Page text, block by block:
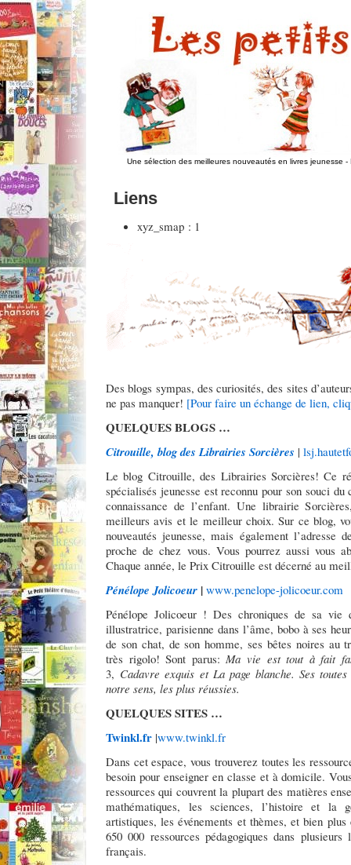
Une sélection des meilleures nouveautés en livres jeunesse -
Liens
xyz_smap : 1
Des blogs sympas, des curiosités, des sites
ne pas manquer! [Pour faire un échange de lien,
QUELQUES BLOGS …
Citrouille, blog des Librairies Sorcières |
Le blog Citrouille, des Librairies Sorcières! Ce
spécialisés jeunesse est reconnu pour son souci
connaissance de l’enfant. Une librairie
meilleurs avis et le meilleur choix. Sur ce blog,
nouveautés jeunesse, mais également
proche de chez vous. Vous pourrez aussi vous
Chaque année, le Prix Citrouille est décerné au
Pénélope Jolicoeur | www.penelope-jolicoeur.com
Pénélope Jolicoeur ! Des chroniques de sa vie
illustratrice, parisienne dans l’âme, bobo à ses
de son chat, de son homme, ses bêtes noires au
très rigolo! Sont parus:Ma vie est tout à fait
3, Cadavre exquis etLa page blanche.Ses
notre sens, les plus réussies.
QUELQUES SITES …
Twinkl.fr |www.twinkl.fr
Dans cet espace, vous trouverez toutes les
besoin pour enseigner en classe et à domicile.
ressources qui couvrent la plupart des matières
mathématiques, les sciences, l’histoire et la
artistiques, les événements et thèmes, et bien
650 000 ressources pédagogiques dans
français.